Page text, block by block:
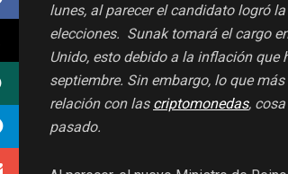
lunes, al parecer el candidato logró
elecciones. Sunak tomará el cargo
Unido, esto debido a la inflación que
septiembre. Sin embargo, lo que
relación con las criptomonedas,
pasado.